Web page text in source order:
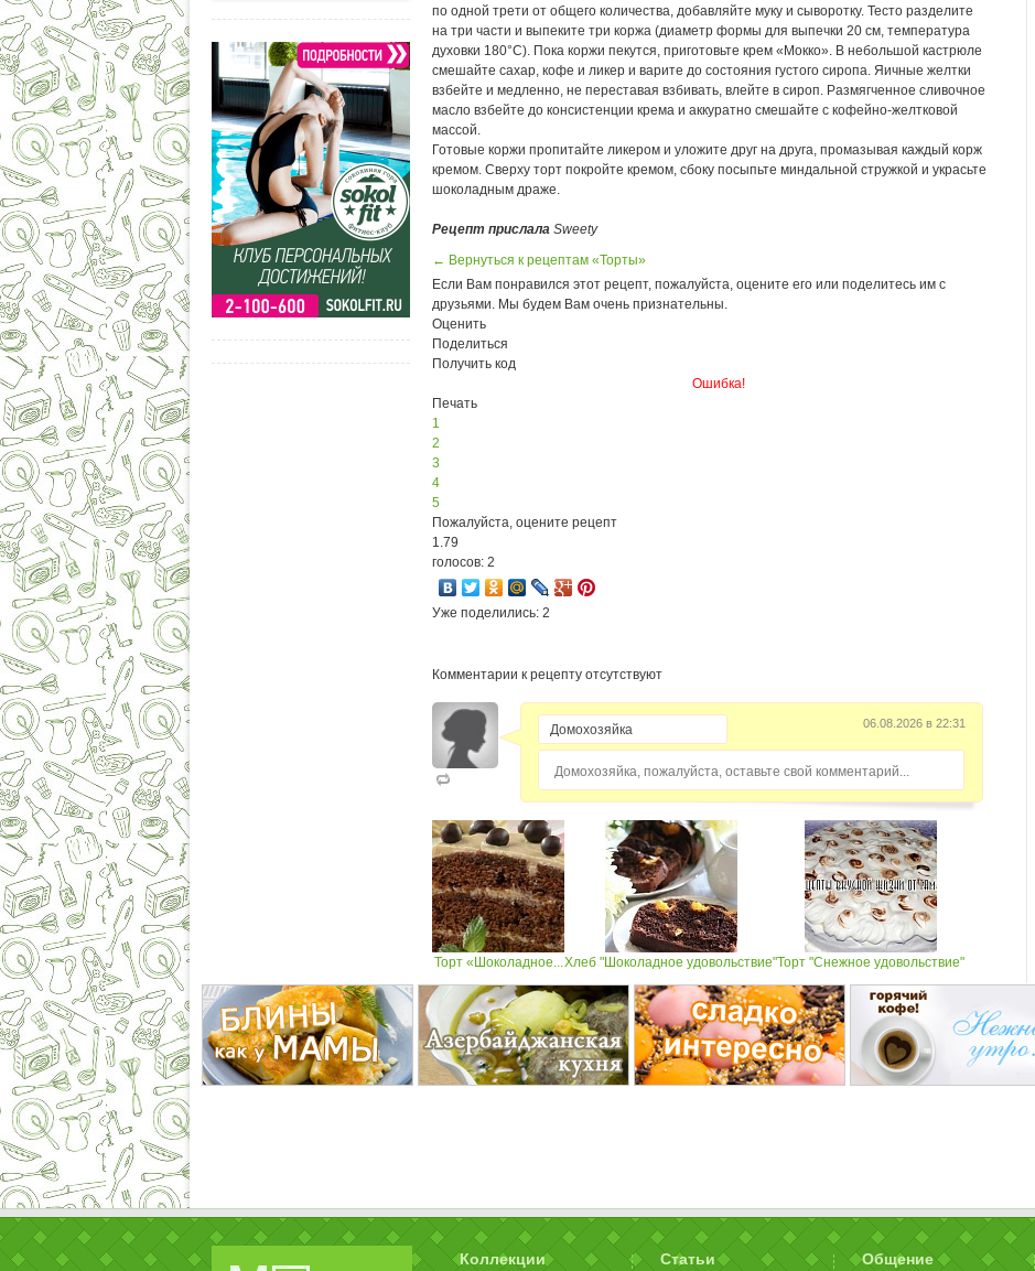
по одной трети от общего количества, добавляйте муку и сыворотку. Тесто разделите
на три части и выпеките три коржа (диаметр формы для выпечки 20 см, температура
духовки 180°С). Пока коржи пекутся, приготовьте крем «Мокко». В небольшой кастрюле
смешайте сахар, кофе и ликер и варите до состояния густого сиропа. Яичные желтки
взбейте и медленно, не переставая взбивать, влейте в сироп. Размягченное сливочное
масло взбейте до консистенции крема и аккуратно смешайте с кофейно-желтковой
массой.
Готовые коржи пропитайте ликером и уложите друг на друга, промазывая каждый корж
кремом. Сверху торт покройте кремом, сбоку посыпьте миндальной стружкой и украсьте
шоколадным драже.
Рецепт прислала Sweety
← Вернуться к рецептам «Торты»
Если Вам понравился этот рецепт, пожалуйста, оцените его или поделитесь им с
друзьями. Мы будем Вам очень признательны.
Оценить
Поделиться
Получить код
Ошибка!
Печать
1
2
3
4
5
Пожалуйста, оцените рецепт
1.79
голосов: 2
Уже поделились: 2
Комментарии к рецепту отсутствуют
06.08.2026 в 22:31
Домохозяйка, пожалуйста, оставьте свой комментарий...
Торт «Шоколадное...Хлеб "Шоколадное удовольствие"Торт "Снежное удовольствие"
Коллекции
Статьи Общение